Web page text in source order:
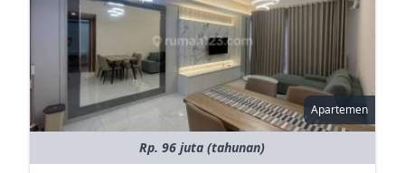
Apartemen
Rp. 96 juta (tahunan)